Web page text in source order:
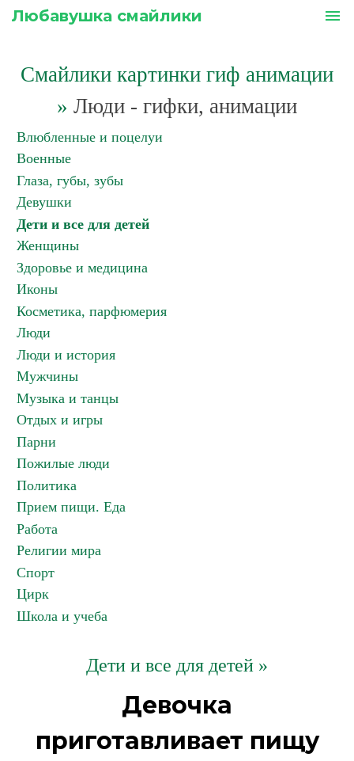
Любавушка смайлики menu
Смайлики картинки гиф анимации
» Люди - гифки, анимации
Влюбленные и поцелуи
Военные
Глаза, губы, зубы
Девушки
Дети и все для детей
Женщины
Здоровье и медицина
Иконы
Косметика, парфюмерия
Люди
Люди и история
Мужчины
Музыка и танцы
Отдых и игры
Парни
Пожилые люди
Политика
Прием пищи. Еда
Работа
Религии мира
Спорт
Цирк
Школа и учеба
Дети и все для детей »
Девочка
приготавливает пищу